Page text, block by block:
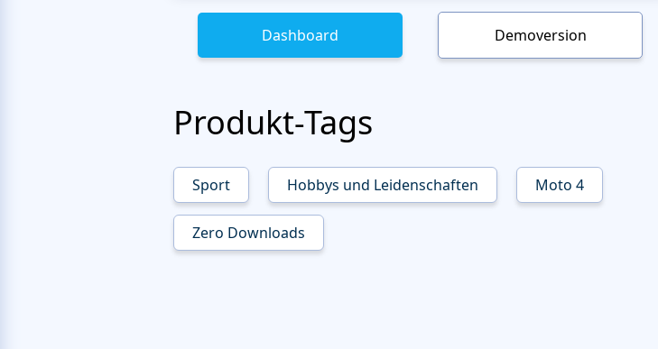
Dashboard Demoversion
Produkt-Tags
Sport Hobbys und Leidenschaften Moto 4
Zero Downloads